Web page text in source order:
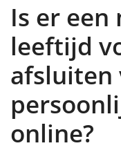
Is er
leeftijd
afsluiten
online?